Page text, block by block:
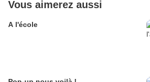
Vous aimerez aussi
A l'école